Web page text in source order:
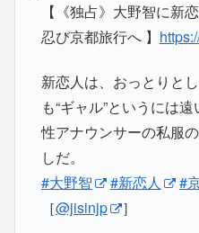
【《独占》大野智に新
忍び京都旅行へ 】
新恋人は、おっとりと
も“ギャル”というには
性アナウンサーの私服
しだ。
#大野智
#新恋人 #
［@jisinjp ］